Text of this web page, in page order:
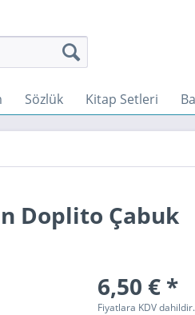
Sözlük Kitap Setleri
Doplito Çabuk
6,50 € *
Fiyatlara KDV dahildir.